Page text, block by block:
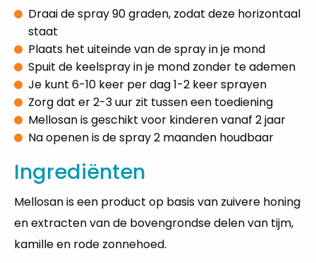
Draai de spray 90 graden, zodat deze horizontaal
staat
Plaats het uiteinde van de spray in je mond
Spuit de keelspray in je mond zonder te ademen
Je kunt 6-10 keer per dag 1-2 keer sprayen
Zorg dat er 2-3 uur zit tussen een toediening
Mellosan is geschikt voor kinderen vanaf 2 jaar
Na openen is de spray 2 maanden houdbaar
Ingrediënten
Mellosan is een product op basis van zuivere honing
en extracten van de bovengrondse delen van tijm,
kamille en rode zonnehoed.